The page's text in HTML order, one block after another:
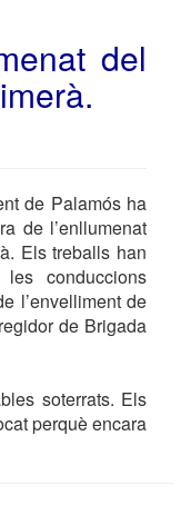
del
de Palamós ha
de l’enllumenat
Els treballs han
conduccions
l’envelliment de
de Brigada
soterrats. Els
perquè encara